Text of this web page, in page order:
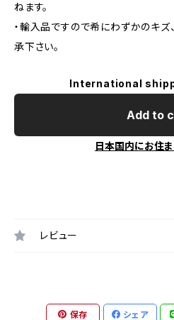
ねます。
・輸入品ですので希にわずかのキ
承下さい。
International
Add to
日本国内にお住
レビュー
保存 シェア